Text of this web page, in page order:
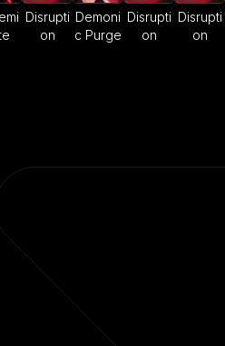
Disrupti
on
Demoni
c Purge
Disrupti
on
Disrupti
on